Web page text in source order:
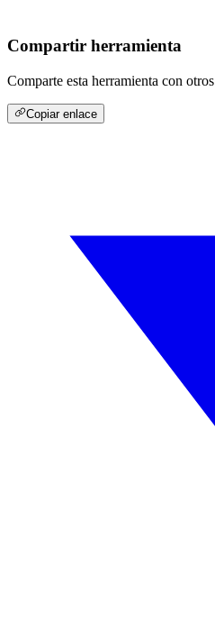
Compartir herramienta
Comparte esta herramienta con otros
Copiar enlace